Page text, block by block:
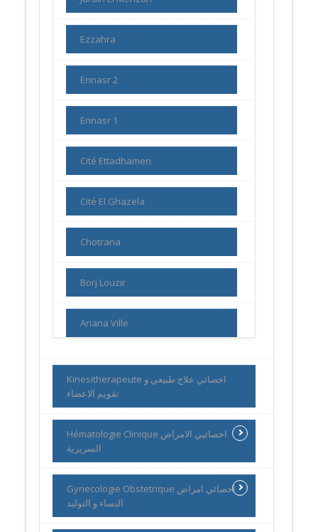
Ezzahra
Ennasr 2
Ennasr 1
Cité Ettadhamen
Cité El Ghazela
Chotrana
Borj Louzir
Ariana Ville
Kinesitherapeute اخصائي علاج طبيعي و
تقويم الاعضاء
Hématologie Clinique اخصائيي الامراض
السريرية
Gynecologie Obstetrique اخصائي امراض
النساء و التوليد